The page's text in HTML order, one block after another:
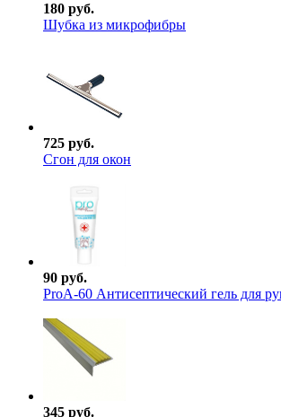
180 руб.
Шубка из микрофибры
725 руб.
Сгон для окон
90 руб.
ProА-60 Антисептический гель для
345 руб.